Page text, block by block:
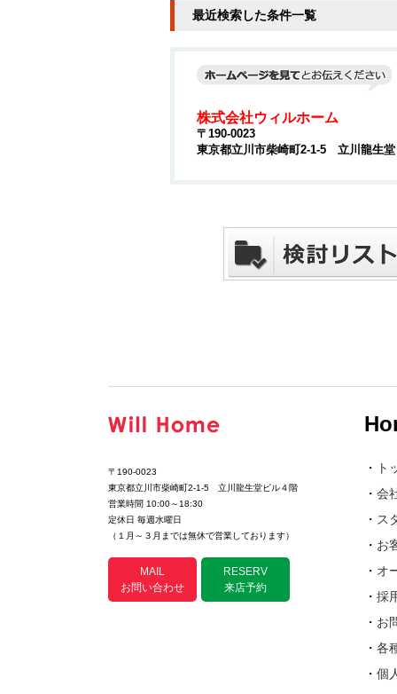
最近検索した条件一覧
株式会社ウィルホーム
〒190-0023
東京都立川市柴崎町2-1-5 立川龍生堂
〒190-0023
東京都立川市柴崎町2-1-5 立川龍生堂ビル４階
営業時間 10:00～18:30
定休日 毎週水曜日
（１月～３月までは無休で営業しております）
MAIL
お問い合わせ
RESERV
来店予約
・
ト
・ 会
・ ス
・ お
・ オ
・ 採
・ お
・ 各
・ 個